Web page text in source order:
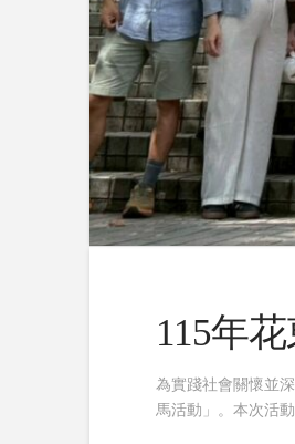
115年
為實踐社會關懷並
馬活動」。本次活